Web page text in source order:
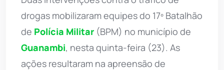
drogas mobilizaram equipes do 17º Batalhão
de Polícia Militar (BPM) no município de
Guanambi, nesta quinta-feira (23). As
ações resultaram na apreensão de